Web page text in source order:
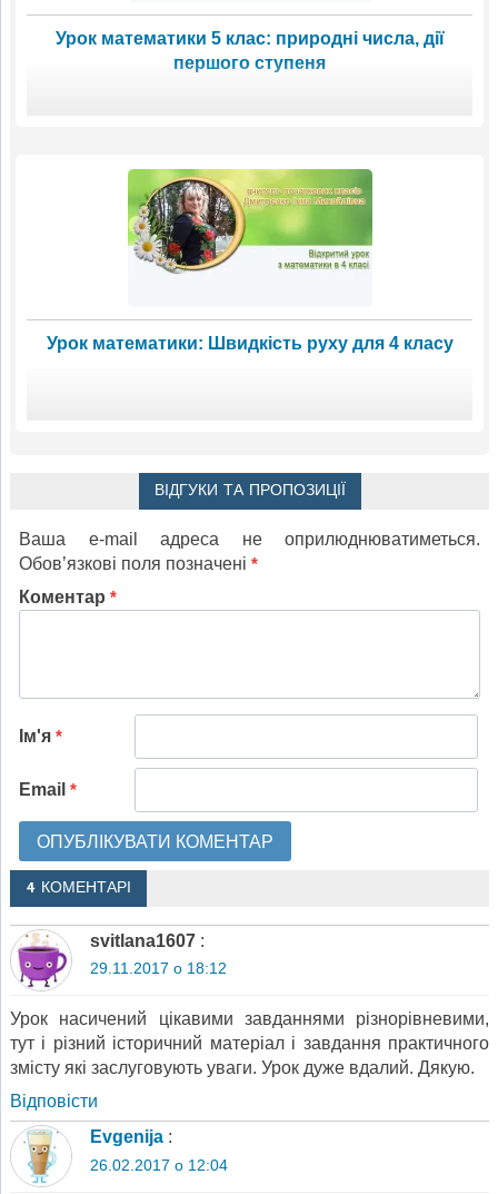
Урок математики 5 клас: природні числа, дії
першого ступеня
Урок математики: Швидкість руху для 4 класу
ВІДГУКИ ТА ПРОПОЗИЦІЇ
Ваша e-mail адреса не оприлюднюватиметься.
Обов’язкові поля позначені *
Коментар *
Ім'я *
Email *
4 КОМЕНТАРІ
svitlana1607 :
29.11.2017 о 18:12
Урок насичений цікавими завданнями різнорівневими,
тут і різний історичний матеріал і завдання практичного
змісту які заслуговують уваги. Урок дуже вдалий. Дякую.
Відповіcти
Evgenija :
26.02.2017 о 12:04